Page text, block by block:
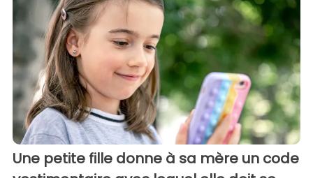
Une petite fille donne à sa mère un code